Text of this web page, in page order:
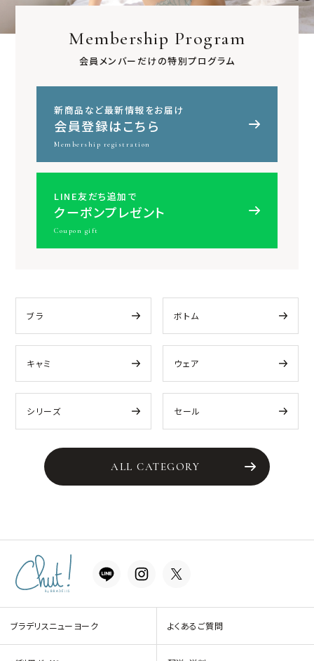
Membership Program
会員メンバーだけの特別プログラム
新商品など最新情報をお届け
会員登録はこちら
Membership registration
LINE友だち追加で
クーポンプレゼント
Coupon gift
ブラ ボトム
キャミ ウェア
シリーズ セール
ALL CATEGORY
ブラデリスニューヨーク よくあるご質問